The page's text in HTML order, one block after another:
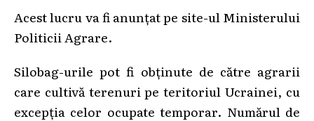
Acest lucru va fi anunțat pe site-ul Ministerului
Politicii Agrare.
Silobag-urile pot fi obținute de către agrarii
care cultivă terenuri pe teritoriul Ucrainei, cu
excepția celor ocupate temporar. Numărul de